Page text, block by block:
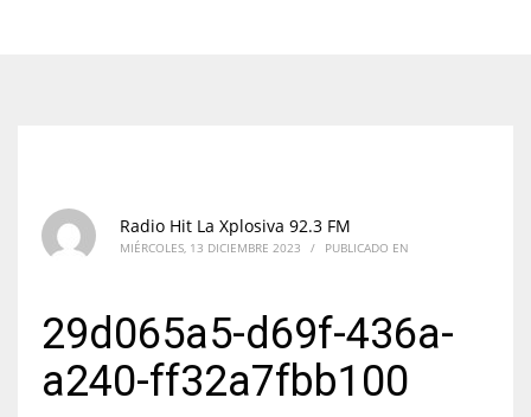
Radio Hit La Xplosiva 92.3 FM
MIÉRCOLES, 13 DICIEMBRE 2023 / PUBLICADO EN
29d065a5-d69f-436a-
a240-ff32a7fbb100